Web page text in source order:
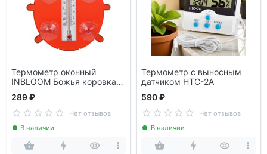
Термометр оконный
INBLOOM Божья коровка
289 ₽
Нет отзывов
В наличии
Термометр с выносным
датчиком НТС-2А
590 ₽
Нет отзывов
В наличии